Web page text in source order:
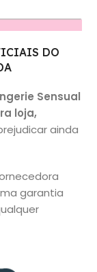
DO
Sensual
loja,
ainda
garantia